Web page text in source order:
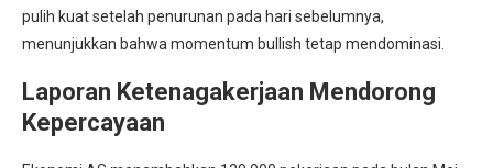
pulih kuat setelah penurunan pada hari sebelumnya,
menunjukkan bahwa momentum bullish tetap mendominasi.
Laporan Ketenagakerjaan Mendorong
Kepercayaan